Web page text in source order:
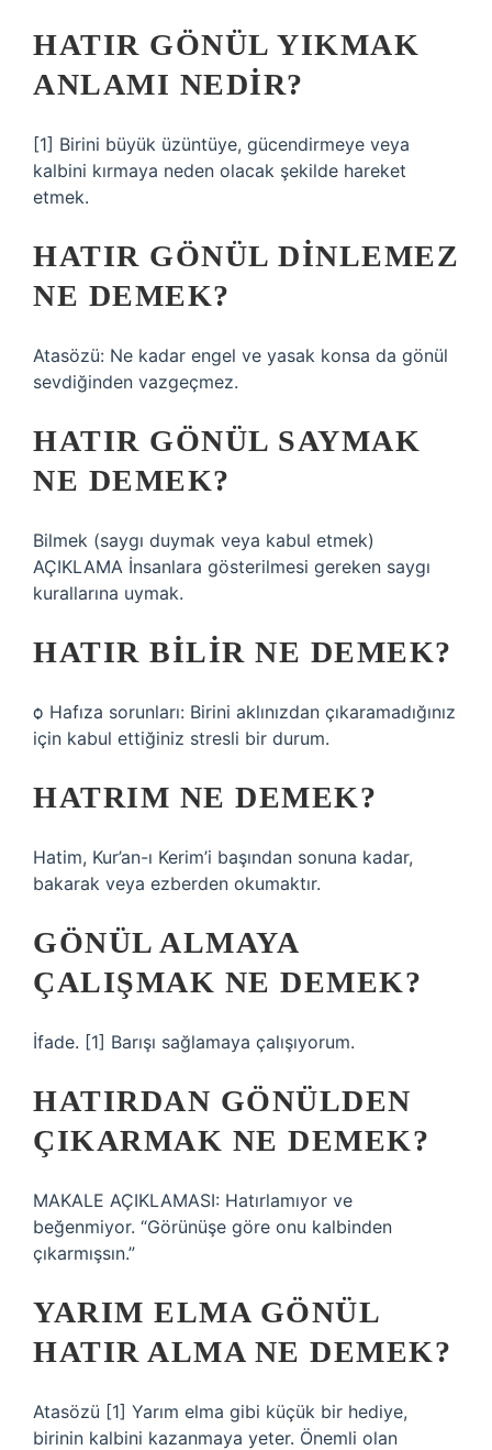
HATIR GÖNÜL YIKMAK
ANLAMI NEDIR?
[1] Birini büyük üzüntüye, gücendirmeye veya
kalbini kırmaya neden olacak şekilde hareket
etmek.
HATIR GÖNÜL DINLEMEZ
NE DEMEK?
Atasözü: Ne kadar engel ve yasak konsa da gönül
sevdiğinden vazgeçmez.
HATIR GÖNÜL SAYMAK
NE DEMEK?
Bilmek (saygı duymak veya kabul etmek)
AÇIKLAMA İnsanlara gösterilmesi gereken saygı
kurallarına uymak.
HATIR BILIR NE DEMEK?
ѻ Hafıza sorunları: Birini aklınızdan çıkaramadığınız
için kabul ettiğiniz stresli bir durum.
HATRIM NE DEMEK?
Hatim, Kur’an-ı Kerim’i başından sonuna kadar,
bakarak veya ezberden okumaktır.
GÖNÜL ALMAYA
ÇALIŞMAK NE DEMEK?
İfade. [1] Barışı sağlamaya çalışıyorum.
HATIRDAN GÖNÜLDEN
ÇIKARMAK NE DEMEK?
MAKALE AÇIKLAMASI: Hatırlamıyor ve
beğenmiyor. “Görünüşe göre onu kalbinden
çıkarmışsın.”
YARIM ELMA GÖNÜL
HATIR ALMA NE DEMEK?
Atasözü [1] Yarım elma gibi küçük bir hediye,
birinin kalbini kazanmaya yeter. Önemli olan